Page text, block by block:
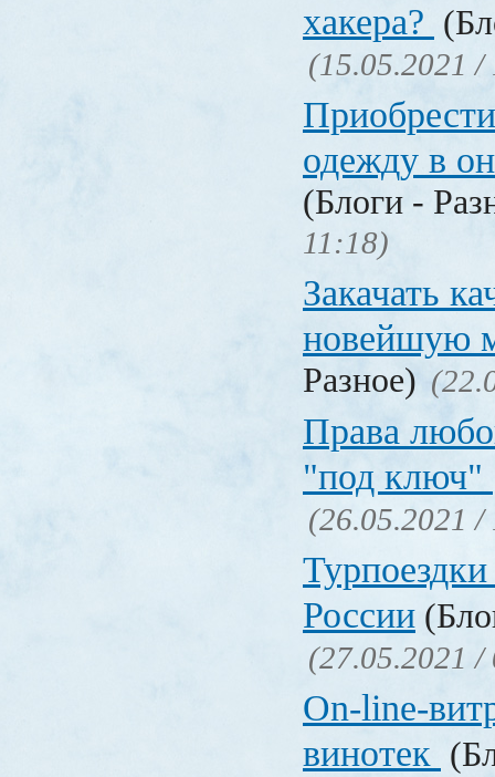
хакера?
(15.05.2021 /
одежду в
(Блоги -
11:18)
Закачать
новейшую
Разное)
Права
"под ключ"
(26.05.2021 /
России
(27.05.2021 /
On-line-
винотек